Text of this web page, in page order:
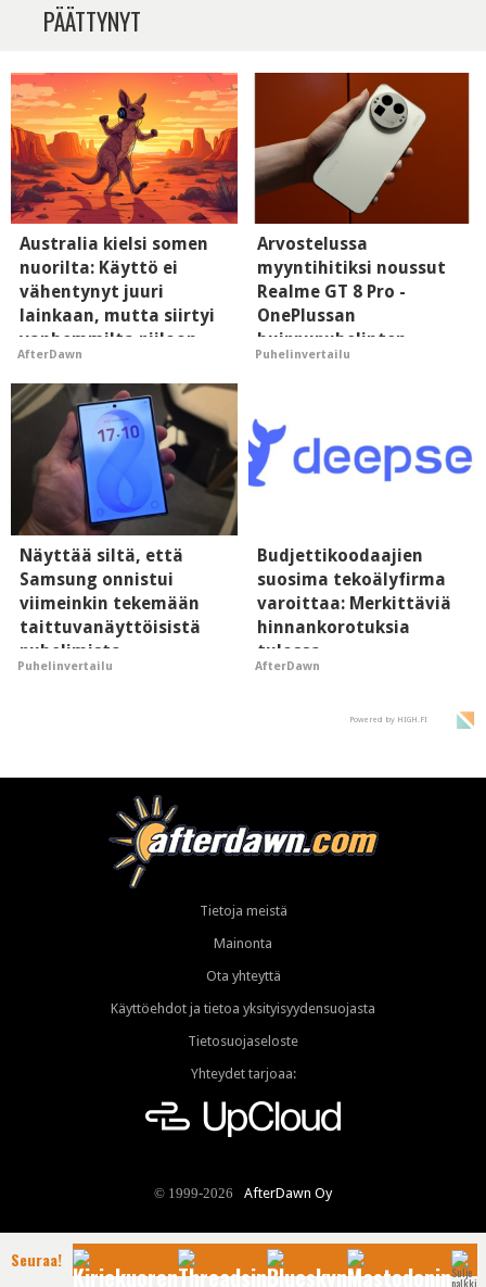
PÄÄTTYNYT
Australia kielsi somen
nuorilta: Käyttö ei
vähentynyt juuri
lainkaan, mutta siirtyi
vanhemmilta piiloon
AfterDawn
Arvostelussa
myyntihitiksi noussut
Realme GT 8 Pro -
OnePlussan
huippupuhelinten
"perillinen"
Puhelinvertailu
Näyttää siltä, että
Samsung onnistui
viimeinkin tekemään
taittuvanäyttöisistä
puhelimista
supersuosittuja
Puhelinvertailu
Budjettikoodaajien
suosima tekoälyfirma
varoittaa: Merkittäviä
hinnankorotuksia
tulossa
AfterDawn
Powered by HIGH.FI
Tietoja meistä
Mainonta
Ota yhteyttä
Käyttöehdot ja tietoa yksityisyydensuojasta
Tietosuojaseloste
Yhteydet tarjoaa:
© 1999-2026 AfterDawn Oy
Seuraa!